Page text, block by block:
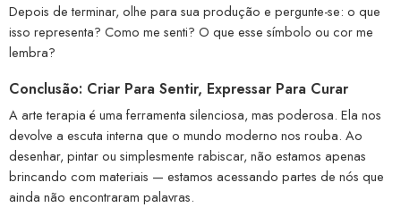
Depois de terminar, olhe para sua produção e pergunte-se: o que
isso representa? Como me senti? O que esse símbolo ou cor me
lembra?
Conclusão: Criar Para Sentir, Expressar Para Curar
A arte terapia é uma ferramenta silenciosa, mas poderosa. Ela nos
devolve a escuta interna que o mundo moderno nos rouba. Ao
desenhar, pintar ou simplesmente rabiscar, não estamos apenas
brincando com materiais — estamos acessando partes de nós que
ainda não encontraram palavras.